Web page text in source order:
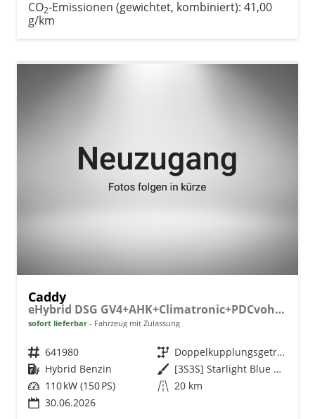
CO2-Emissionen (gewichtet, kombiniert): 41,00
g/km
Caddy
eHybrid DSG GV4+AHK+Climatronic+PDCvohi+Cam+Regensens.+AppConnect
sofort lieferbar Fahrzeug mit Zulassung
Fahrzeugnr. 641980 Getriebe
Doppelkupplungsgetriebe (DSG)
Kraftstoff Hybrid Benzin Außenfarbe
[3S3S] Starlight Blue Metallic
Leistung 110 kW (150 PS) Kilometerstand 20 km
30.06.2026